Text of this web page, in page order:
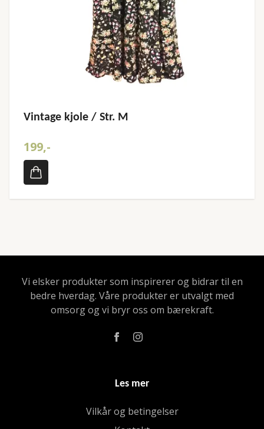
Vintage kjole / Str. M
199,-
Vi elsker produkter som inspirerer og bidrar til en
bedre hverdag. Våre produkter er utvalgt med
omsorg og vi bryr oss om bærekraft.
Les mer
Vilkår og betingelser